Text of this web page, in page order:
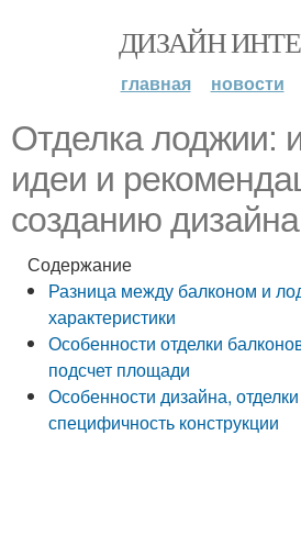
ДИЗАЙН
главная новости
Отделка лоджии:
идеи и
созданию дизайна
Содержание
Разница между балконом и
характеристики
Особенности отделки
подсчет площади
Особенности дизайна,
специфичность конструкции